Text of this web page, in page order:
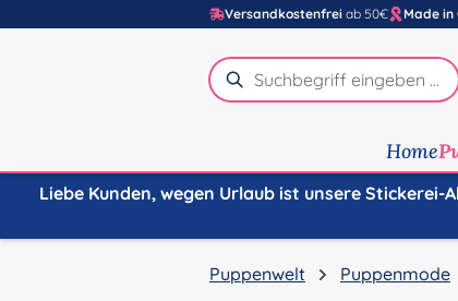
Hauptinhalt springen
Zur Suche springen
Zur Hauptnavigation springen
Versandkostenfrei ab 50€ Made in
Home
Liebe Kunden, wegen Urlaub ist unsere Stickerei-
Puppenwelt Puppenmode